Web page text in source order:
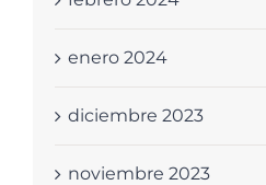
enero 2024
diciembre 2023
noviembre 2023